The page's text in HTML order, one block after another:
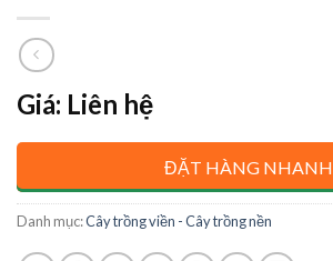
Giá: Liên hệ
ĐẶT HÀNG NHANH
Danh mục:Cây trồng viền - Cây trồng nền